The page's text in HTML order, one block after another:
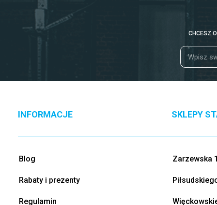
CHCESZ
INFORMACJE
Blog
Rabaty i prezenty
Regulamin
SKLEPY
Zarzewska